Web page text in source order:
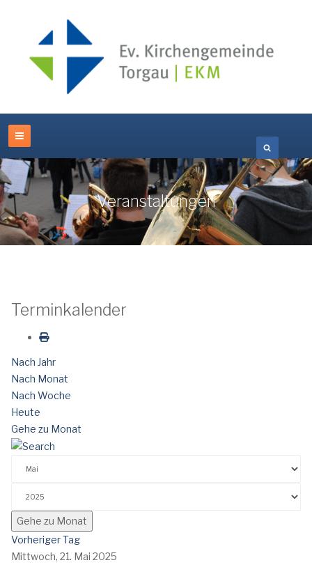
Veranstaltungen
Terminkalender
Nach Jahr
Nach Monat
Nach Woche
Heute
Gehe zu Monat
Gehe zu Monat
Vorheriger Tag
Mittwoch, 21. Mai 2025